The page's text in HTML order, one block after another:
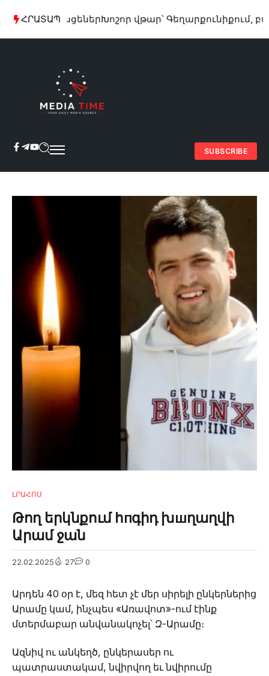
ՀՐԱՏԱՊ
հասցեներԽոշոր վթար՝ Գեղարքունիքում,
SUBSCRIBE
ԼՐԱՀՈՍ
Թող երկնքում հпգիդ խшղաղվի
Արամ ջան
22.02.2025 27 0
Արդեն 40 օր է, մեզ հետ չէ մեր սիրելի ընկերներից
Արամը կամ, ինչպես «Առավոտ»-ում էինք
մտերմաբար անվանակոչել՝ Զ-Արամը։
Ազնիվ ու անկեղծ, ընկերասեր ու
պատրաստակամ, նվիրվող եւ նվիրումը